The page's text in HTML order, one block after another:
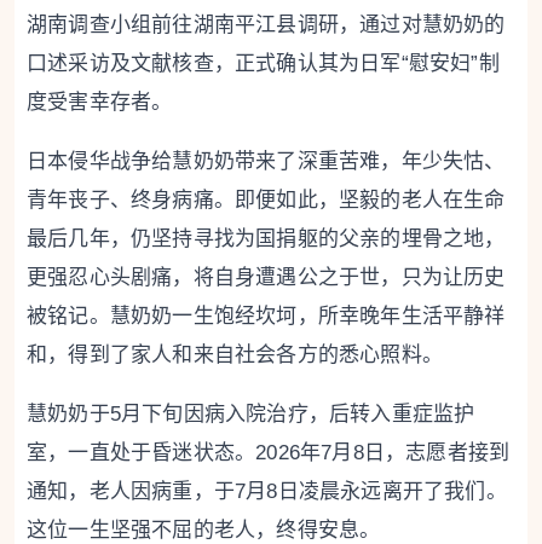
湖南调查小组前往湖南平江县调研，通过对慧奶奶的
口述采访及文献核查，正式确认其为日军“慰安妇”制
度受害幸存者。
日本侵华战争给慧奶奶带来了深重苦难，年少失怙、
青年丧子、终身病痛。即便如此，坚毅的老人在生命
最后几年，仍坚持寻找为国捐躯的父亲的埋骨之地，
更强忍心头剧痛，将自身遭遇公之于世，只为让历史
被铭记。慧奶奶一生饱经坎坷，所幸晚年生活平静祥
和，得到了家人和来自社会各方的悉心照料。
慧奶奶于5月下旬因病入院治疗，后转入重症监护
室，一直处于昏迷状态。2026年7月8日，志愿者接到
通知，老人因病重，于7月8日凌晨永远离开了我们。
这位一生坚强不屈的老人，终得安息。